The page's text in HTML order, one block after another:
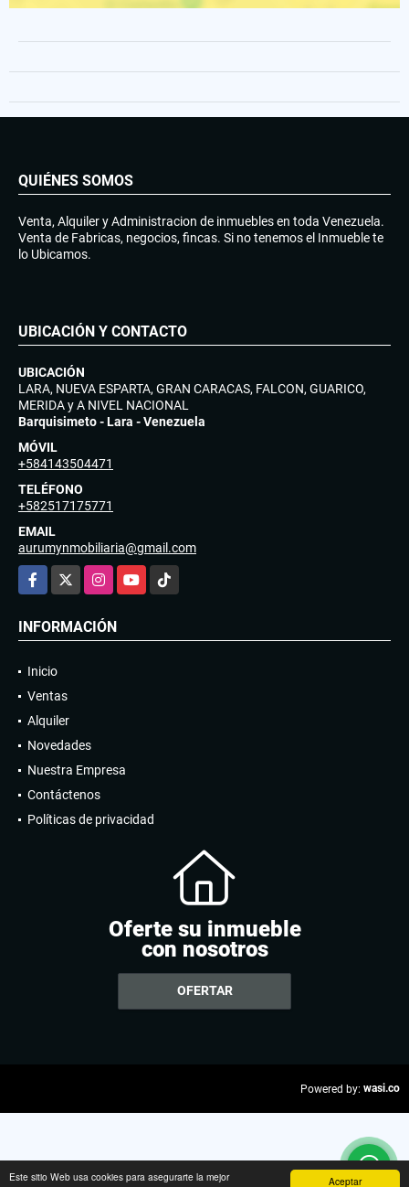
Aceptar
Este sitio Web usa cookies para asegurarte la mejor
QUIÉNES SOMOS
Venta, Alquiler y Administracion de inmuebles en toda Venezuela.
Venta de Fabricas, negocios, fincas. Si no tenemos el Inmueble te
lo Ubicamos.
UBICACIÓN Y CONTACTO
UBICACIÓN
LARA, NUEVA ESPARTA, GRAN CARACAS, FALCON, GUARICO,
MERIDA y A NIVEL NACIONAL
Barquisimeto - Lara - Venezuela
MÓVIL
+584143504471
TELÉFONO
+582517175771
EMAIL
aurumynmobiliaria@gmail.com
Facebook
InstagramYouTubeTikTok
INFORMACIÓN
Inicio
Ventas
Alquiler
Novedades
Nuestra Empresa
Contáctenos
Políticas de privacidad
Oferte su inmueble
con nosotros
OFERTAR
Powered by: wasi.co